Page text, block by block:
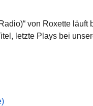
von Roxette
letzte Plays bei